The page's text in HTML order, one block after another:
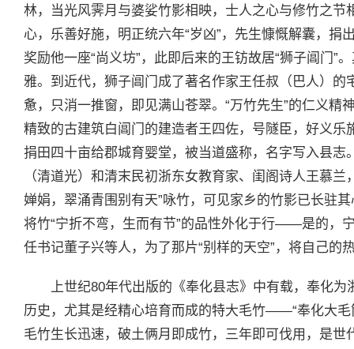
林，当光风霁月与婆娑竹影相映，士人之心与修竹之
心，乐善好施，明正统六年“岁凶”，先生慷慨解囊，捐
奖励他一座“尚义坊”，此即后来的王钫故居“狮子阊门”
雅。到近代，狮子阊门成了著名作家王任叔（巴人）
惫，只消一推窗，即见满山苍翠。“万竹先生”的仁义精
精致的古建筑白阊门的建造者王四佐，号隧臣，好义
捐田四十亩给郡城育婴堂，被当道盛称，名字写入县
（清道光）和清末民初浙东女教育家、闺阁诗人王慕
婵娟，翠涌青围别有天”咏竹，可见家乡的竹影已长驻
将竹“宁折不弯，生而有节”的品性外化于行——是的，
任书记董子兴等人，为了那片“别样的天空”，将自己
上世纪80年代出版的《奉化县志》中有载，奉化
历史，尤其是经精心培育而成的特大毛竹——“奉化大
毛竹生长迅速，破土俩月即成竹，三年即可伐用，是